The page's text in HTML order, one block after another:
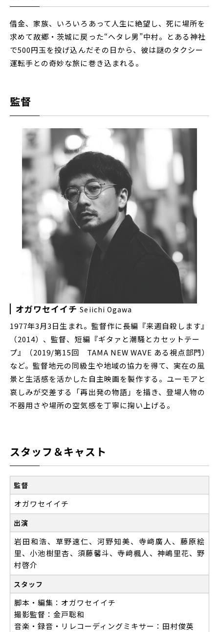
借金、家族、いろいろあって人生に絶望し、死に場所を
求めて故郷・茨城に戻った“ヘタレ男”中村。とある神社
で500円玉を投げ込んだその日から、彼は謎のタクシー
運転手との奇妙な旅に巻き込まれる。
監督
オガワセイイチSeiichi Ogawa
1977年3月3日生まれ。監督作に長編『来週自殺します』
（2014）、監督、短編『ギタァと潮騒とカセットテー
プ』（2019/第15回 TAMA NEW WAVE ある視点部門）
など。監督地元の同級生や地域の協力を得て、実在の風
景と生活感を活かした自主映画を製作する。ユーモアと
哀しみが交差する「再出発の物語」を描き、登場人物の
不器用さや場所の空気感を丁寧に掬い上げる。
スタッフ＆キャスト
監督
オガワセイイチ
出演
岩田和浩、草野速仁、河野知美、寺﨑廣人、藤原絵
里、小池樹里杏、須藤馨斗、寺﨑楓人、神嶋里花、野
村啓介
スタッフ
脚本・編集：オガワセイイチ
撮影監督：金戸聡和
音楽・録音・リレコーディングミキサー：田村俊英